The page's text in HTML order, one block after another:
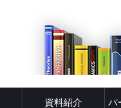
資料紹介 パ